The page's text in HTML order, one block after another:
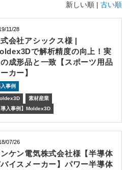
新しい順 | 古い順
11/28
会社アシックス様 |
で解析精度の向上！実
成形品と一致【スポーツ用品
カー】
事例
素材産業
導入事例】Moldex3D
07/26
ケン電気株式会社様【半導体
イスメーカー】パワー半導体